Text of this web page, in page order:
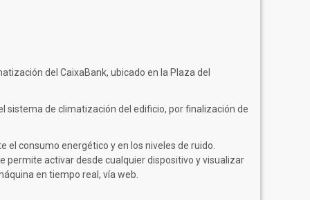
del CaixaBank, ubicado en la Plaza del
sistema de climatización del edificio, por finalización de
consumo energético y en los niveles de ruido.
activar desde cualquier dispositivo y visualizar
en tiempo real, vía web.